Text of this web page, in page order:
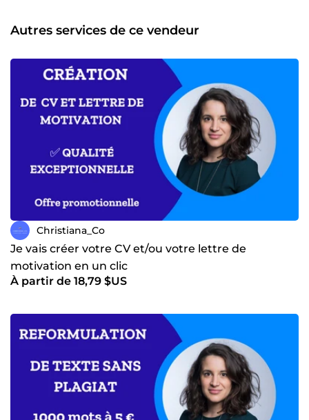
Autres services de ce vendeur
Christiana_Co
Je vais créer votre CV et/ou votre lettre de
motivation en un clic
À partir de 18,79 $US